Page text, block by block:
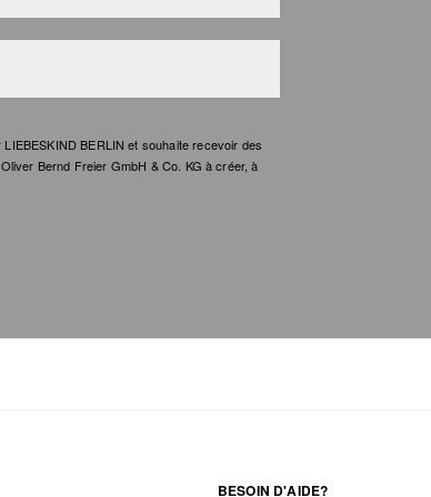
BERLIN et souhaite recevoir des
Bernd Freier GmbH & Co. KG à créer, à
BESOIN D'AIDE?